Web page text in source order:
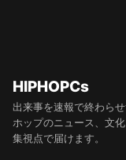
HIPHOPCs
出来事を速報で終わら
ホップのニュース、文
集視点で届けます。